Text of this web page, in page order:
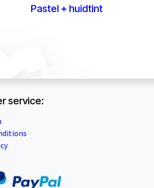
Pastel + huidtint
service: